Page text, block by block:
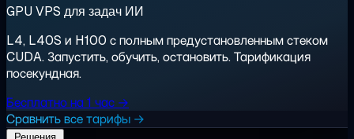
GPU VPS для задач ИИ
L4, L40S и H100 с полным предустановленным стеком
CUDA. Запустить, обучить, остановить. Тарификация
посекундная.
Бесплатно на 1 час →
Сравнить все тарифы →